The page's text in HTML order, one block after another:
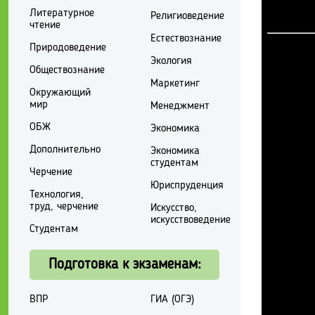
Литературное
чтение
Природоведение
Обществознание
Окружающий
мир
ОБЖ
Дополнительно
Черчение
Технология,
труд, черчение
Студентам
Религиоведение
Естествознание
Экология
Маркетинг
Менеджмент
Экономика
Экономика
студентам
Юриспруденция
Искусство,
искусствоведение
Подготовка к экзаменам:
ВПР
ГИА (ОГЭ)